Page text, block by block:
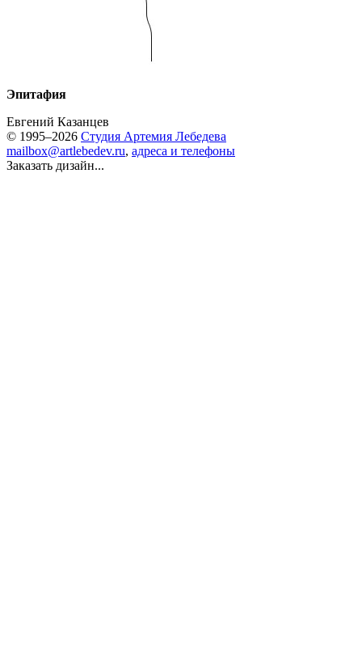
Эпитафия
Евгений Казанцев
© 1995–2026 Студия Артемия Лебедева
mailbox@artlebedev.ru, адреса и телефоны
Заказать дизайн...